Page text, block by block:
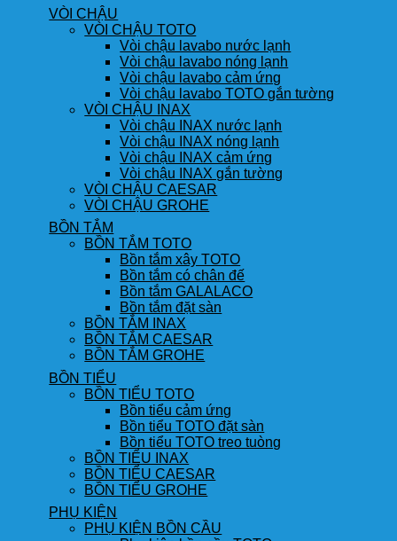
VÒI CHẬU
VÒI CHẬU TOTO
Vòi chậu lavabo nước lạnh
Vòi chậu lavabo nóng lạnh
Vòi chậu lavabo cảm ứng
Vòi chậu lavabo TOTO gắn tường
VÒI CHẬU INAX
Vòi chậu INAX nước lạnh
Vòi chậu INAX nóng lạnh
Vòi chậu INAX cảm ứng
Vòi chậu INAX gắn tường
VÒI CHẬU CAESAR
VÒI CHẬU GROHE
BỒN TẮM
BỒN TẮM TOTO
Bồn tắm xây TOTO
Bồn tắm có chân đế
Bồn tắm GALALACO
Bồn tắm đặt sàn
BỒN TẮM INAX
BỒN TẮM CAESAR
BỒN TẮM GROHE
BỒN TIỂU
BỒN TIỂU TOTO
Bồn tiểu cảm ứng
Bồn tiểu TOTO đặt sàn
Bồn tiểu TOTO treo tuòng
BỒN TIỂU INAX
BỒN TIỂU CAESAR
BỒN TIỂU GROHE
PHỤ KIỆN
PHỤ KIỆN BỒN CẦU